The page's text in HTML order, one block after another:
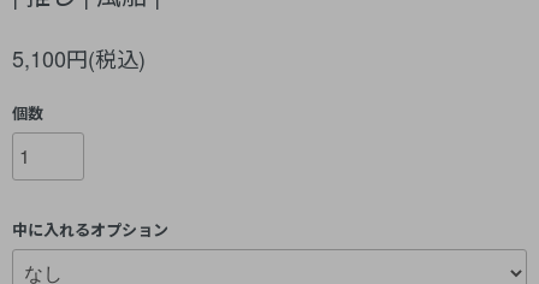
5,100円(税込)
個数
中に入れるオプション